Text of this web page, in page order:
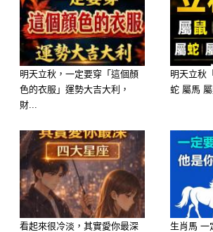
4. 酸味糖 (Sour Candy)
明天立秋，一定要穿「這個顏
色的衣服」運勢大吉大利，
財...
明天立秋
蛇 屬馬
看起來很冷淡，其實愛你最深
生肖馬 一